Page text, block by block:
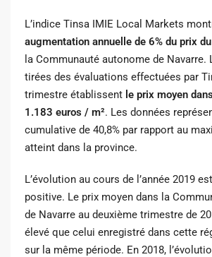
L’indice Tinsa IMIE Local Markets
augmentation annuelle de 6% du prix
la Communauté autonome de Navarre.
tirées des évaluations effectuées par
trimestre établissent le prix moyen
1.183 euros / m². Les données
cumulative de 40,8% par rapport au
atteint dans la province.
L’évolution au cours de l’année 2019
positive. Le prix moyen dans la
de Navarre au deuxième trimestre de
élevé que celui enregistré dans cette
sur la même période. En 2018,